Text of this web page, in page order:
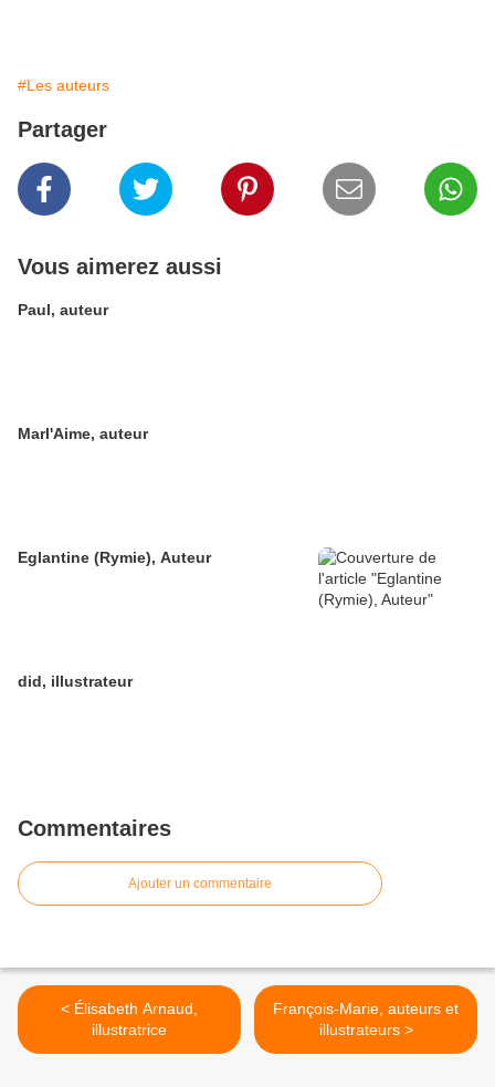
#Les auteurs
Partager
Vous aimerez aussi
Paul, auteur
Marl'Aime, auteur
Eglantine (Rymie), Auteur
did, illustrateur
Commentaires
Ajouter un commentaire
< Élisabeth Arnaud,
illustratrice
François-Marie, auteurs et
illustrateurs >